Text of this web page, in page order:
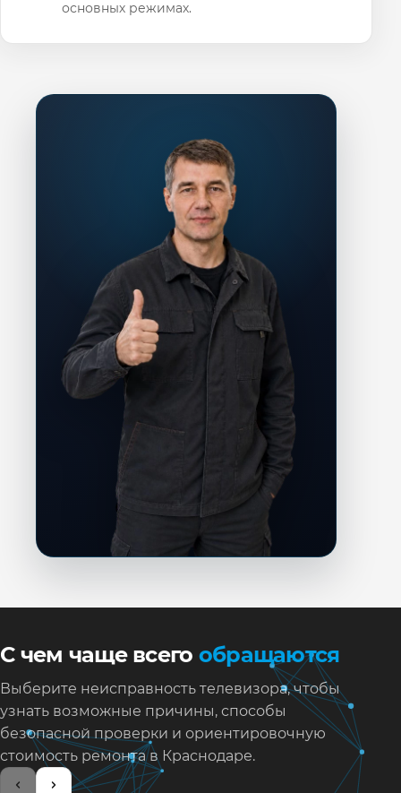
основных режимах.
С чем чаще всего обращаются
Выберите неисправность телевизора, чтобы
узнать возможные причины, способы
безопасной проверки и ориентировочную
стоимость ремонта в Краснодаре.